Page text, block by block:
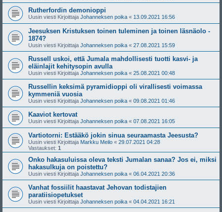
Rutherfordin demonioppi
Uusin viesti Kirjoittaja Johanneksen poika « 13.09.2021 16:56
Jeesuksen Kristuksen toinen tuleminen ja toinen läsnäolo -
1874?
Uusin viesti Kirjoittaja Johanneksen poika « 27.08.2021 15:59
Russell uskoi, että Jumala mahdollisesti tuotti kasvi- ja
eläinlajit kehitysopin avulla
Uusin viesti Kirjoittaja Johanneksen poika « 25.08.2021 00:48
Russellin keksimä pyramidioppi oli virallisesti voimassa
kymmeniä vuosia
Uusin viesti Kirjoittaja Johanneksen poika « 09.08.2021 01:46
Kaaviot kertovat
Uusin viesti Kirjoittaja Johanneksen poika « 07.08.2021 16:05
Vartiotorni: Estääkö jokin sinua seuraamasta Jeesusta?
Uusin viesti Kirjoittaja Markku Meilo « 29.07.2021 04:28
Vastaukset: 1
Onko hakasuluissa oleva teksti Jumalan sanaa? Jos ei, miksi
hakasulkuja on poistettu?
Uusin viesti Kirjoittaja Johanneksen poika « 06.04.2021 20:36
Vanhat fossiilit haastavat Jehovan todistajien
paratiisiopetukset
Uusin viesti Kirjoittaja Johanneksen poika « 04.04.2021 16:21